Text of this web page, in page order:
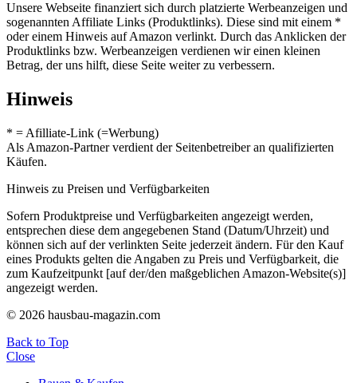
Unsere Webseite finanziert sich durch platzierte Werbeanzeigen und
sogenannten Affiliate Links (Produktlinks). Diese sind mit einem *
oder einem Hinweis auf Amazon verlinkt. Durch das Anklicken der
Produktlinks bzw. Werbeanzeigen verdienen wir einen kleinen
Betrag, der uns hilft, diese Seite weiter zu verbessern.
Hinweis
* = Afilliate-Link (=Werbung)
Als Amazon-Partner verdient der Seitenbetreiber an qualifizierten
Käufen.
Hinweis zu Preisen und Verfügbarkeiten
Sofern Produktpreise und Verfügbarkeiten angezeigt werden,
entsprechen diese dem angegebenen Stand (Datum/Uhrzeit) und
können sich auf der verlinkten Seite jederzeit ändern. Für den Kauf
eines Produkts gelten die Angaben zu Preis und Verfügbarkeit, die
zum Kaufzeitpunkt [auf der/den maßgeblichen Amazon-Website(s)]
angezeigt werden.
© 2026 hausbau-magazin.com
Back to Top
Close